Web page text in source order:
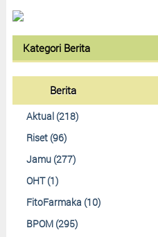
Kategori Berita
Berita
Aktual (218)
Riset (96)
Jamu (277)
OHT (1)
FitoFarmaka (10)
BPOM (295)